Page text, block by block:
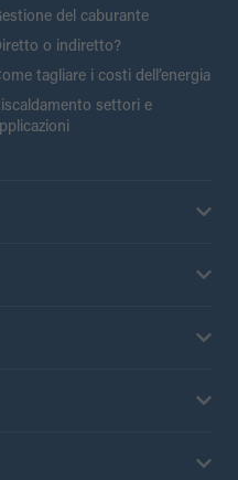
del caburante
o indiretto?
tagliare i costi dell’energia
settori e